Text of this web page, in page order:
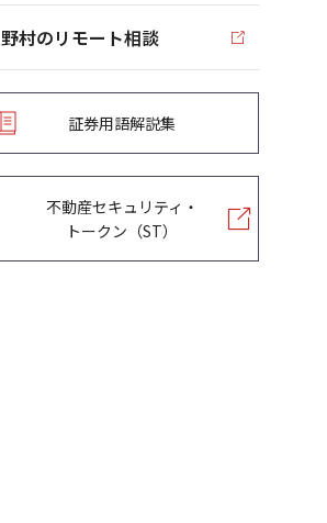
野村のリモート相談
証券用語解説集
不動産セキュリティ・
トークン（ST）